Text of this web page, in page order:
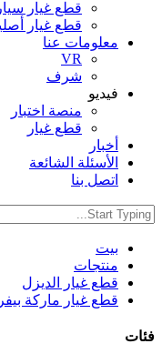
قطع غيار
قطع غيار
معلومات عنا
VR
شرف
فيديو
منصة اختبار
قطع غيار
أخبار
الأسئلة الشائعة
اتصل بنا
بيت
منتجات
قطع غيار الديزل
قطع غيار ماركة
فئات